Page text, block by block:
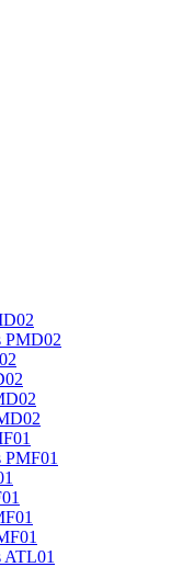
PMD02
PMF01
ATL01